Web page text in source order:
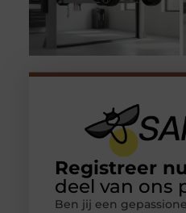
Registreer nu
deel van ons
Ben jij een